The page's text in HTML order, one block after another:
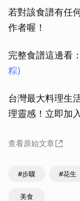
若對該食譜有任
作者喔！
完整食譜這邊看：
粽)
台灣最大料理生
理靈感！立即加入
查看原始文章
#步驟 #花生
美食